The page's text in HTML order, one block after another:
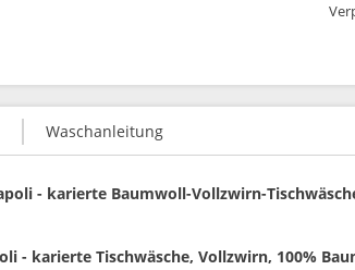
Waschanleitung
- karierte Baumwoll-Vollzwirn-
- karierte Tischwäsche, Vollzwirn, 100%